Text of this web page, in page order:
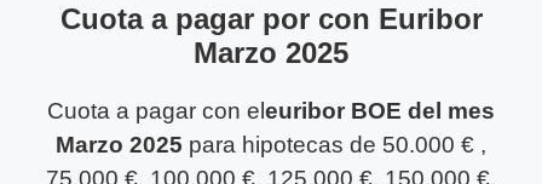
Cuota a pagar por con Euribor
Marzo 2025
Cuota a pagar con eleuribor BOE del mes
Marzo 2025 para hipotecas de 50.000 € ,
75.000 €, 100.000 €, 125.000 €, 150.000 €,